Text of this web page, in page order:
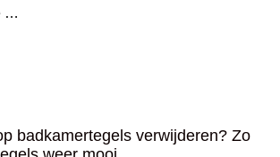
…
badkamertegels verwijderen? Zo